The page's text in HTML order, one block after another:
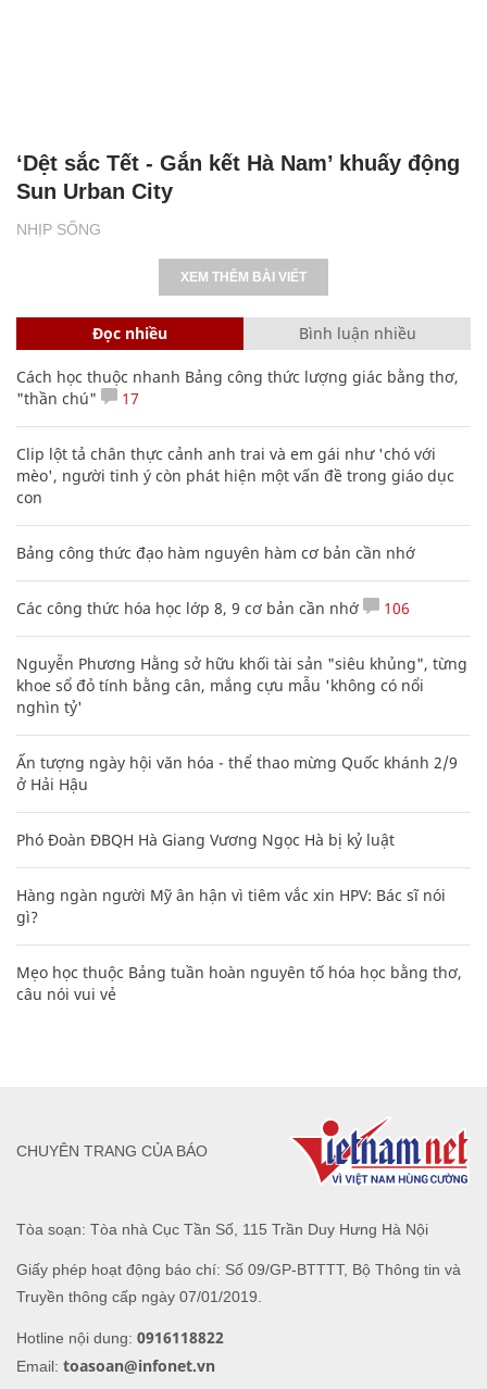
NHỊP SỐNG
‘Dệt sắc Tết - Gắn kết Hà Nam’ khuấy động
Sun Urban City
XEM THÊM BÀI VIẾT
Đọc nhiều Bình luận nhiều
Cách học thuộc nhanh Bảng công thức lượng giác bằng thơ,
"thần chú"
17
Clip lột tả chân thực cảnh anh trai và em gái như 'chó với
mèo', người tinh ý còn phát hiện một vấn đề trong giáo dục
con
Bảng công thức đạo hàm nguyên hàm cơ bản cần nhớ
Các công thức hóa học lớp 8, 9 cơ bản cần nhớ 106
Nguyễn Phương Hằng sở hữu khối tài sản "siêu khủng", từng
khoe sổ đỏ tính bằng cân, mắng cựu mẫu 'không có nổi
nghìn tỷ'
Ấn tượng ngày hội văn hóa - thể thao mừng Quốc khánh 2/9
ở Hải Hậu
Phó Đoàn ĐBQH Hà Giang Vương Ngọc Hà bị kỷ luật
Hàng ngàn người Mỹ ân hận vì tiêm vắc xin HPV: Bác sĩ nói
gì?
Mẹo học thuộc Bảng tuần hoàn nguyên tố hóa học bằng thơ,
câu nói vui vẻ
Tòa soạn: Tòa nhà Cục Tần Số, 115 Trần Duy Hưng Hà Nội
Giấy phép hoạt động báo chí: Số 09/GP-BTTTT, Bộ Thông tin và
Truyền thông cấp ngày 07/01/2019.
Hotline nội dung: 0916118822
Email: toasoan@infonet.vn
CHUYÊN TRANG CỦA BÁO